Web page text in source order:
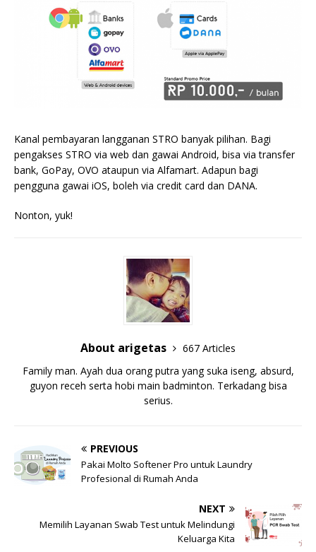
Kanal pembayaran langganan STRO banyak pilihan. Bagi
pengakses STRO via web dan gawai Android, bisa via transfer
bank, GoPay, OVO ataupun via Alfamart. Adapun bagi
pengguna gawai iOS, boleh via credit card dan DANA.
Nonton, yuk!
About arigetas
667 Articles
Family man. Ayah dua orang putra yang suka iseng, absurd,
guyon receh serta hobi main badminton. Terkadang bisa
serius.
PREVIOUS
Pakai Molto Softener Pro untuk Laundry
Profesional di Rumah Anda
NEXT
Memilih Layanan Swab Test untuk Melindungi
Keluarga Kita